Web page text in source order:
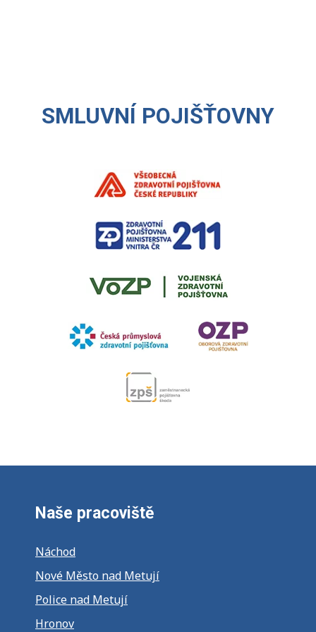
SMLUVNÍ POJIŠŤOVNY
Naše pracoviště
Náchod
Nové Město nad Metují
Police nad Metují
Hronov